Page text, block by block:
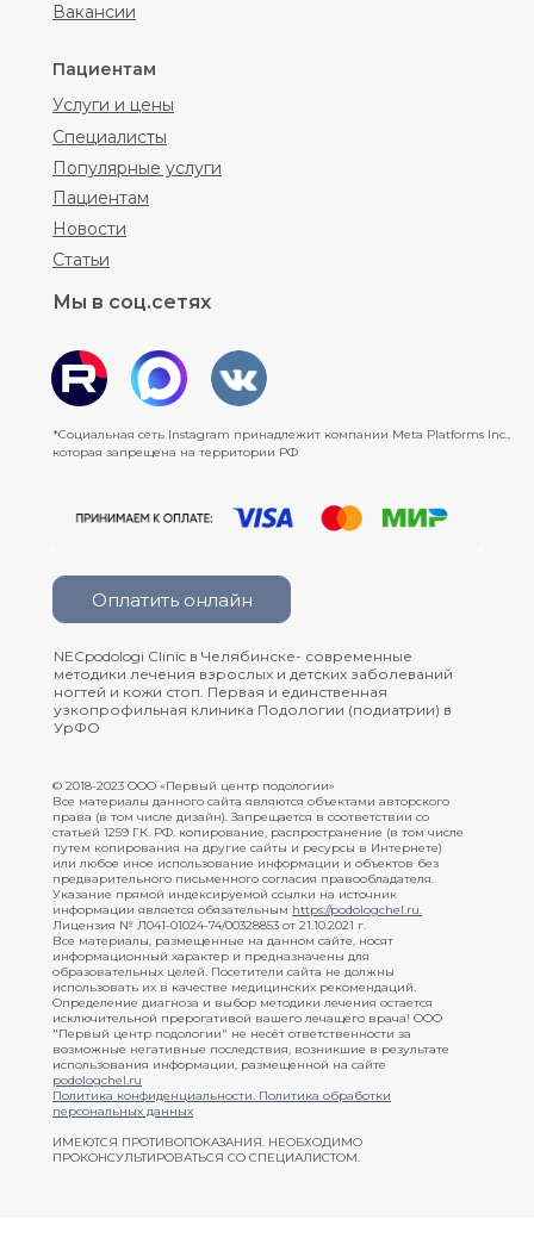
Вакансии
Пациентам
NECpodologi Clinic в Челябинске- современные
методики лечения взрослых и детских заболеваний
ногтей и кожи стоп. Первая и единственная
узкопрофильная клиника Подологии (подиатрии) в
УрФО
© 2018-2023 ООО «Первый центр подологии»
Все материалы данного сайта являются объектами авторского
права (в том числе дизайн). Запрещается в соответствии со
статьей 1259 ГК. РФ. копирование, распространение (в том числе
путем копирования на другие сайты и ресурсы в Интернете)
или любое иное использование информации и объектов без
предварительного письменного согласия правообладателя.
Указание прямой индексируемой ссылки на источник
информации является обязательным https://podologchel.ru.
Лицензия № Л041-01024-74/00328853 от 21.10.2021 г.
Все материалы, размещенные на данном сайте, носят
информационный характер и предназначены для
образовательных целей. Посетители сайта не должны
использовать их в качестве медицинских рекомендаций.
Определение диагноза и выбор методики лечения остается
исключительной прерогативой вашего лечащего врача! ООО
"Первый центр подологии" не несёт ответственности за
возможные негативные последствия, возникшие в результате
использования информации, размещенной на сайте
podologchel.ru
Политика конфиденциальности. Политика обработки
персональных данных
ИМЕЮТСЯ ПРОТИВОПОКАЗАНИЯ. НЕОБХОДИМО
ПРОКОНСУЛЬТИРОВАТЬСЯ СО СПЕЦИАЛИСТОМ.
Услуги и цены
Мы в соц.сетях
Оплатить онлайн
Специалисты
Популярные услуги
Пациентам
Новости
Статьи
*Социальная сеть Instagram принадлежит компании Meta Platforms Inc.,
которая запрещена на территории РФ